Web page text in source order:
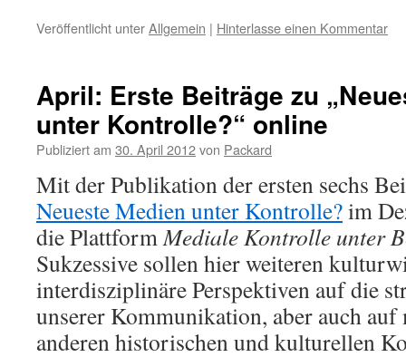
Veröffentlicht unterAllgemein | Hinterlasse einen Kommentar
April: Erste Beiträge zu
unter Kontrolle?“ online
Publiziert am 30. April 2012von Packard
Mit der Publikation der ersten sechs
Neueste Medien unter Kontrolle?im
die PlattformMediale Kontrolle unter
Sukzessive sollen hier weiteren
interdisziplinäre Perspektiven auf die
unserer Kommunikation, aber auch
anderen historischen und kulturellen